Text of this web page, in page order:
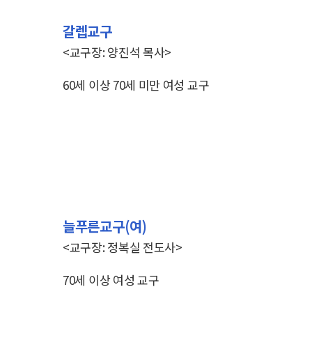
갈렙교구
<교구장: 양진석 목사>
60세 이상 70세 미만 여성 교구
늘푸른교구(여)
<교구장: 정복실 전도사>
70세 이상 여성 교구